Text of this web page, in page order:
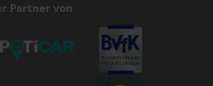
Partner von